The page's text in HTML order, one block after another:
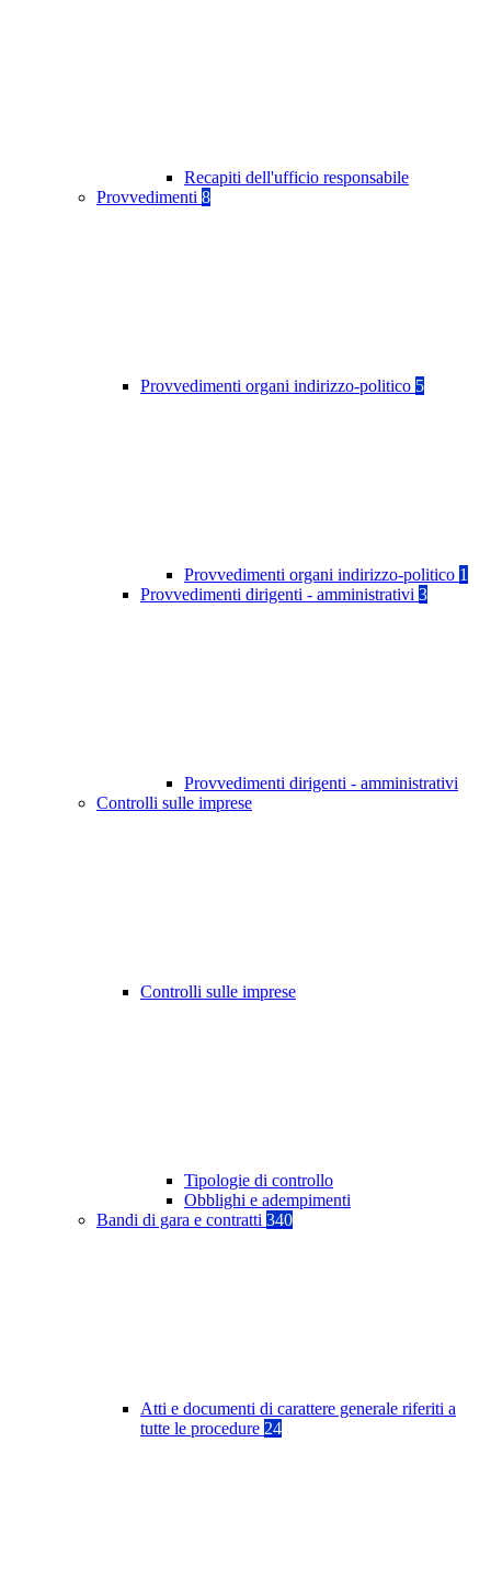
Recapiti dell'ufficio responsabile
Provvedimenti 8
Provvedimenti organi indirizzo-politico 5
Provvedimenti organi indirizzo-politico 1
Provvedimenti dirigenti - amministrativi 3
Provvedimenti dirigenti - amministrativi
Controlli sulle imprese
Controlli sulle imprese
Tipologie di controllo
Obblighi e adempimenti
Bandi di gara e contratti 340
Atti e documenti di carattere generale riferiti a
tutte le procedure 24